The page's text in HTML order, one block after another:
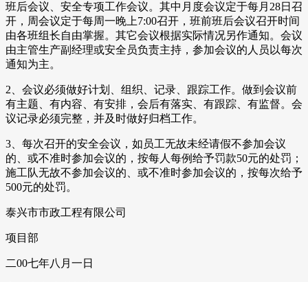
班后会议、安全专项工作会议。其中月度会议定于每月28日召
开，周会议定于每周一晚上7:00召开，班前班后会议召开时间
由各班组长自由掌握。其它会议根据实际情况另作通知。会议
由主管生产副经理或安全员负责主持，参加会议的人员以每次
通知为主。
2、会议必须做好计划、组织、记录、跟踪工作。做到会议前
有主题、有内容、有安排，会后有落实、有跟踪、有监督。会
议记录必须完整，并及时做好归档工作。
3、每次召开的安全会议，如员工无故未经请假不参加会议
的、或不准时参加会议的，按每人每例给予罚款50元的处罚；
施工队无故不参加会议的、或不准时参加会议的，按每次给予
500元的处罚。
泰兴市市政工程有限公司
项目部
二00七年八月一日